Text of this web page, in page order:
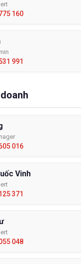
160
991
016
Vinh
371
048